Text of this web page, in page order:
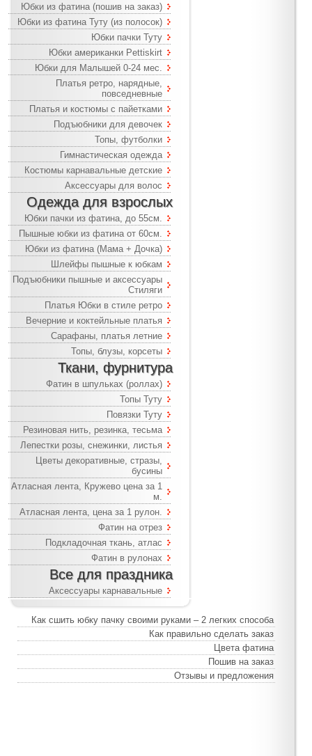
Юбки из фатина (пошив на заказ)
Юбки из фатина Туту (из полосок)
Юбки пачки Туту
Юбки американки Pettiskirt
Юбки для Малышей 0-24 мес.
Платья ретро, нарядные,
повседневные
Платья и костюмы с пайетками
Подъюбники для девочек
Топы, футболки
Гимнастическая одежда
Костюмы карнавальные детские
Аксессуары для волос
Одежда для взрослых
Юбки пачки из фатина, до 55см.
Пышные юбки из фатина от 60см.
Юбки из фатина (Мама + Дочка)
Шлейфы пышные к юбкам
Подъюбники пышные и аксессуары
Стиляги
Платья Юбки в стиле ретро
Вечерние и коктейльные платья
Сарафаны, платья летние
Топы, блузы, корсеты
Ткани, фурнитура
Фатин в шпульках (роллах)
Топы Туту
Повязки Туту
Резиновая нить, резинка, тесьма
Лепестки розы, снежинки, листья
Цветы декоративные, стразы,
бусины
Атласная лента, Кружево цена за 1
м.
Атласная лента, цена за 1 рулон.
Фатин на отрез
Подкладочная ткань, атлас
Фатин в рулонах
Все для праздника
Аксессуары карнавальные
Как сшить юбку пачку своими руками – 2 легких способа
Как правильно сделать заказ
Цвета фатина
Пошив на заказ
Отзывы и предложения